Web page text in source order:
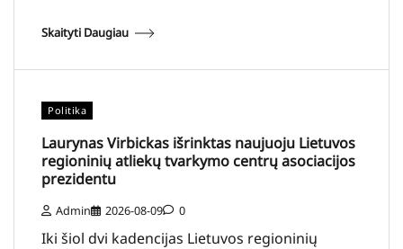
Skaityti Daugiau
Politika
Laurynas Virbickas išrinktas naujuoju Lietuvos
regioninių atliekų tvarkymo centrų asociacijos
prezidentu
Admin 2026-08-09 0
Iki šiol dvi kadencijas Lietuvos regioninių